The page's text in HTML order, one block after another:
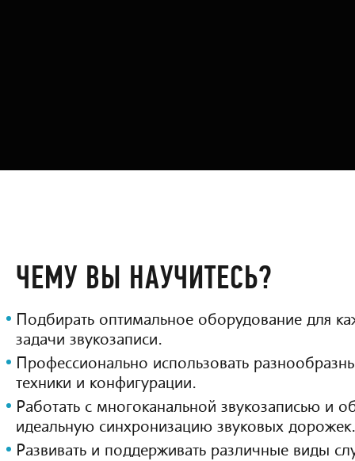
ЧЕМУ ВЫ НАУЧИТЕСЬ?
Подбирать оптимальное оборудование для
задачи звукозаписи.
Профессионально использовать
техники и конфигурации.
Работать с многоканальной звукозаписью и
идеальную синхронизацию звуковых дорожек.
Развивать и поддерживать различные виды